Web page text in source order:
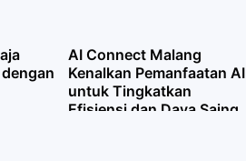
AI Connect Malang
Kenalkan Pemanfaatan AI
untuk Tingkatkan
Efisiensi dan Daya Saing